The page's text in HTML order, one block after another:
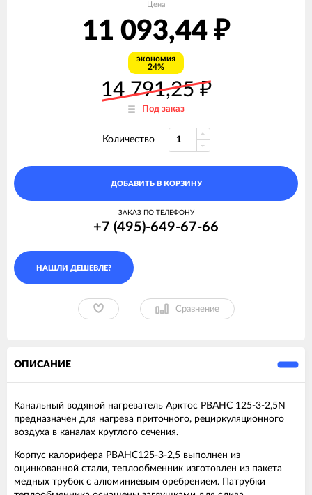
Цена
11 093,44 ₽
экономия
24%
14 791,25₽
Под заказ
Количество
ДОБАВИТЬ В КОРЗИНУ
ЗАКАЗ ПО ТЕЛЕФОНУ
+7 (495)-649-67-66
Сравнение
ОПИСАНИЕ
Канальный водяной нагреватель Арктос PBAHC 125-3-2,5N
предназначен для нагрева приточного, рециркуляционного
воздуха в каналах круглого сечения.
Корпус калорифера РВАНС125-3-2,5 выполнен из
оцинкованной стали, теплообменник изготовлен из пакета
медных трубок с алюминиевым оребрением. Патрубки